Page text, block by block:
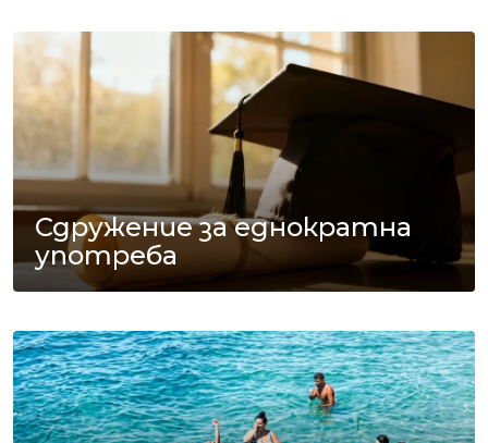
Сдружение за еднократна
употреба